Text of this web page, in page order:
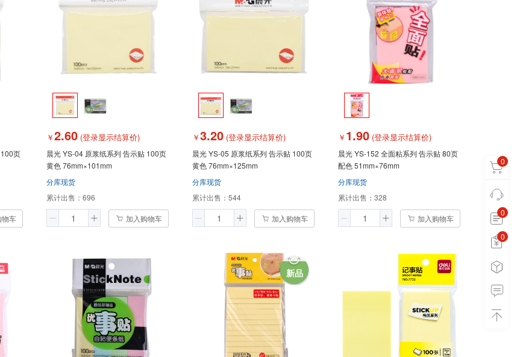
0
0
0 0
物车
￥2.60 (登录显示结算价)
晨光 YS-04 原浆纸系列 告示贴 100页
黄色 76mm×101mm
分库现货
累计出售： 696
加入购物车
￥3.20 (登录显示结算价)
晨光 YS-05 原浆纸系列 告示贴 100页
黄色 76mm×125mm
分库现货
累计出售： 544
加入购物车
￥ 1.90 (登录显示结算价)
晨光 YS-152 全面粘系列 告示贴 80页
配色 51mm×76mm
分库现货
累计出售： 328
加入购物车
新品